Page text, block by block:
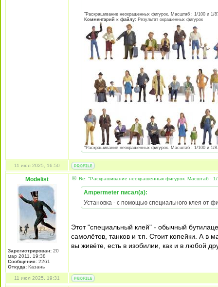
"Раскрашивание неокрашенных фигурок. Масштаб : 1/100 и 1/
Комментарий к файлу: Результат окрашенных фигурок
"Раскрашивание неокрашенных фигурок. Масштаб : 1/100 и 1/
11 июл 2025, 16:50
Modelist
Зарегистрирован: 20
мар 2011, 19:38
Сообщения: 2261
Откуда: Казань
Re: "Раскрашивание неокрашенных фигурок. Масштаб :
Ampermeter писал(а):
Установка - с помощью специального клея от
Этот "специальный клей" - обычный
самолётов, танков и т.п. Стоит копейки. А в
вы живёте, есть в изобилии, как и в любой
11 июл 2025, 19:31